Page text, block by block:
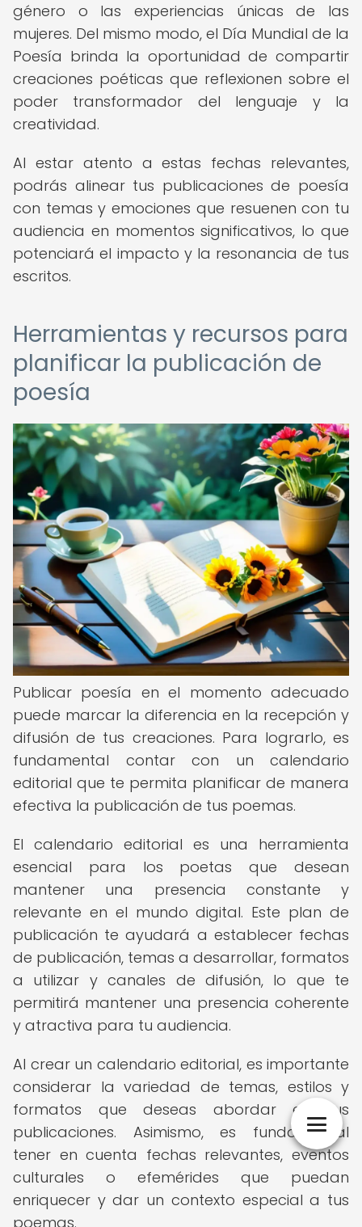
género o las experiencias únicas de las
mujeres. Del mismo modo, el Día Mundial de la
Poesía brinda la oportunidad de compartir
creaciones poéticas que reflexionen sobre el
poder transformador del lenguaje y la
creatividad.
Al estar atento a estas fechas relevantes,
podrás alinear tus publicaciones de poesía
con temas y emociones que resuenen con tu
audiencia en momentos significativos, lo que
potenciará el impacto y la resonancia de tus
escritos.
Herramientas y recursos para
planificar la publicación de
poesía
Publicar poesía en el momento adecuado
puede marcar la diferencia en la recepción y
difusión de tus creaciones. Para lograrlo, es
fundamental contar con un calendario
editorial que te permita planificar de manera
efectiva la publicación de tus poemas.
El calendario editorial es una herramienta
esencial para los poetas que desean
mantener una presencia constante y
relevante en el mundo digital. Este plan de
publicación te ayudará a establecer fechas
de publicación, temas a desarrollar, formatos
a utilizar y canales de difusión, lo que te
permitirá mantener una presencia coherente
y atractiva para tu audiencia.
Al crear un calendario editorial, es importante
considerar la variedad de temas, estilos y
formatos que deseas abordar en tus
publicaciones. Asimismo, es fundamental
tener en cuenta fechas relevantes, eventos
culturales o efemérides que puedan
enriquecer y dar un contexto especial a tus
poemas.